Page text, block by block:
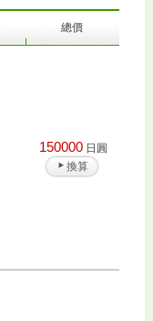
總價
150000 日圓
換算